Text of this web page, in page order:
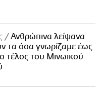
Ανθρώπινα λείψανα
τα όσα γνωρίζαμε έως
τέλος του Μινωικού